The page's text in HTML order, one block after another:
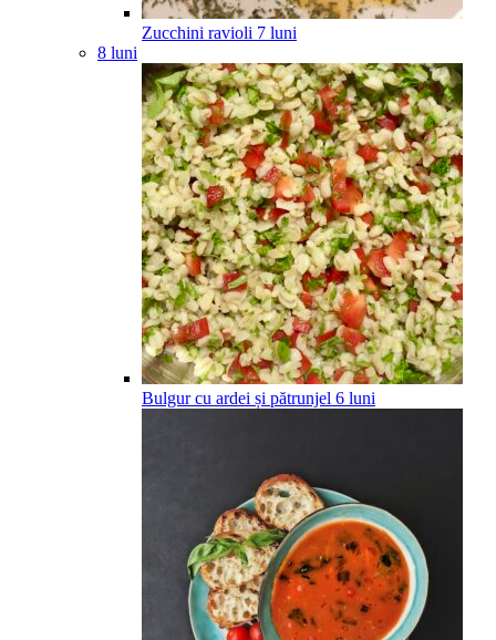
Zucchini ravioli 7 luni
8 luni
Bulgur cu ardei și pătrunjel 6 luni